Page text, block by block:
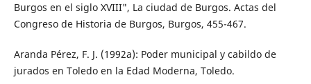
Burgos en el siglo XVIII", La ciudad de Burgos. Actas del
Congreso de Historia de Burgos, Burgos, 455-467.
Aranda Pérez, F. J. (1992a): Poder municipal y cabildo de
jurados en Toledo en la Edad Moderna, Toledo.